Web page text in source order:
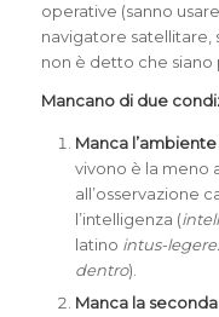
operative (sanno
navigatore satellitare,
non è detto che siano
Mancano di due
Manca
vivono è la meno
all’osservazione
l’intelligenza (
latino intus-
dentro).
Manca la